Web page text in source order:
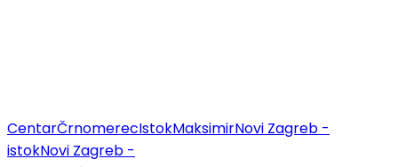
CentarČrnomerecIstokMaksimirNovi Zagreb -
istokNovi Zagreb -